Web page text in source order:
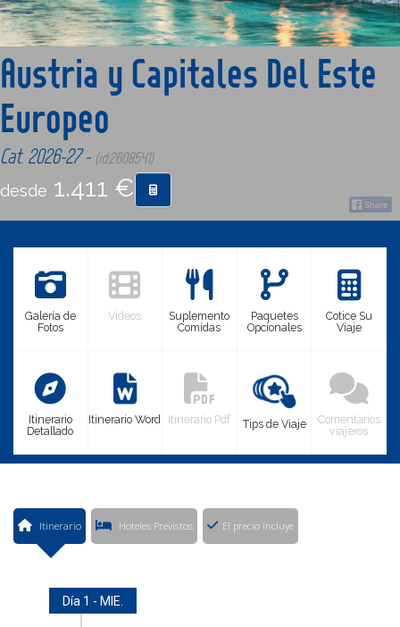
COMPRAR
Austria y Capitales Del Este
Europeo
Cat. 2026-27 - (id:2608541)
desde 1.411 €
Galería de
Fotos
Videos
Suplemento
Comidas
Paquetes
Opcionales
Cotice Su
Viaje
Itinerario
Detallado
Itinerario Word Itinerario Pdf Tips de Viaje
Comentarios
viajeros
Itinerario Hoteles Previstos El precio incluye
Día 1 - MIE.